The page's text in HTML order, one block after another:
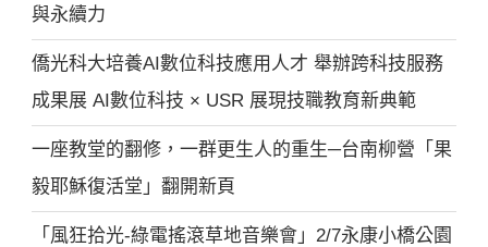
與永續力
僑光科大培養AI數位科技應用人才 舉辦跨科技服務
成果展 AI數位科技 × USR 展現技職教育新典範
一座教堂的翻修，一群更生人的重生─台南柳營「果
毅耶穌復活堂」翻開新頁
「風狂拾光-綠電搖滾草地音樂會」2/7永康小橋公園